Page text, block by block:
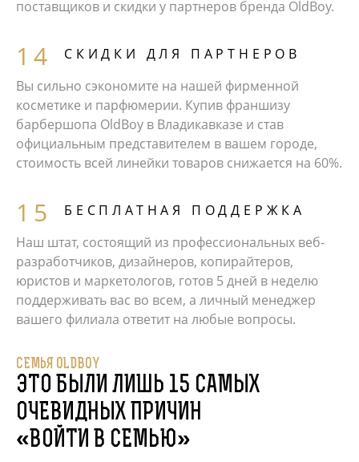
поставщиков и скидки у партнеров бренда OldBoy.
СКИДКИ ДЛЯ ПАРТНЕРОВ
Вы сильно сэкономите на нашей фирменной
косметике и парфюмерии. Купив франшизу
барбершопа OldBoy в Владикавказе и став
официальным представителем в вашем городе,
стоимость всей линейки товаров снижается на 60%.
БЕСПЛАТНАЯ ПОДДЕРЖКА
Наш штат, состоящий из профессиональных веб-
разработчиков, дизайнеров, копирайтеров,
юристов и маркетологов, готов 5 дней в неделю
поддерживать вас во всем, а личный менеджер
вашего филиала ответит на любые вопросы.
СЕМЬЯ OLDBOY
ЭТО БЫЛИ ЛИШЬ 15 САМЫХ
ОЧЕВИДНЫХ ПРИЧИН
«ВОЙТИ В СЕМЬЮ»